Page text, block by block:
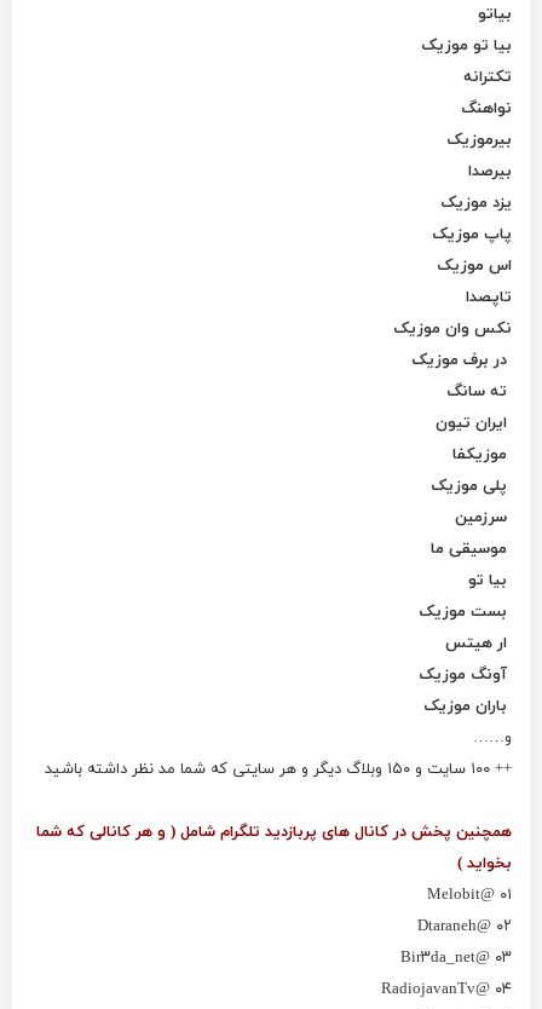
بیاتو
بیا تو موزیک
تکترانه
نواهنگ
بیرموزیک
بیرصدا
یزد موزیک
پاپ موزیک
اس موزیک
تاپصدا
نکس وان موزیک
در برف موزیک
ته سانگ
ایران تیون
موزیکفا
پلی موزیک
سرزمین
موسیقی ما
بیا تو
بست موزیک
ار هیتس
آونگ موزیک
باران موزیک
و……
++ ۱۰۰ سایت و ۱۵۰ وبلاگ دیگر و هر سایتی که شما مد نظر داشته باشید
همچنین پخش در کانال های پربازدید تلگرام شامل ( و هر کانالی که شما
بخواید )
۰۱ @Melobit
۰۲ @Dtaraneh
۰۳ @Bir۳da_net
۰۴ @RadiojavanTv